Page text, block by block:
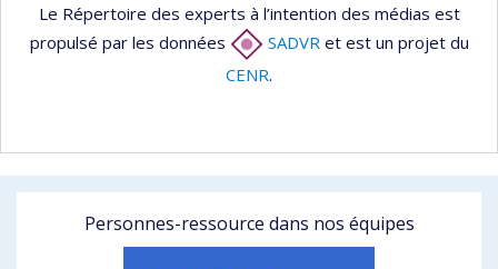
Le Répertoire des experts à l’intention des médias est
propulsé par les données
SADVR et est un projet du
CENR.
Personnes-ressource dans nos équipes